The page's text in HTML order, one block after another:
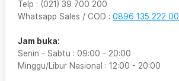
Telp : (021) 39 700 200
Whatsapp Sales / COD : 0896 135 222 00
Jam buka:
Senin - Sabtu : 09:00 - 20:00
Minggu/Libur Nasional : 12:00 - 20:00